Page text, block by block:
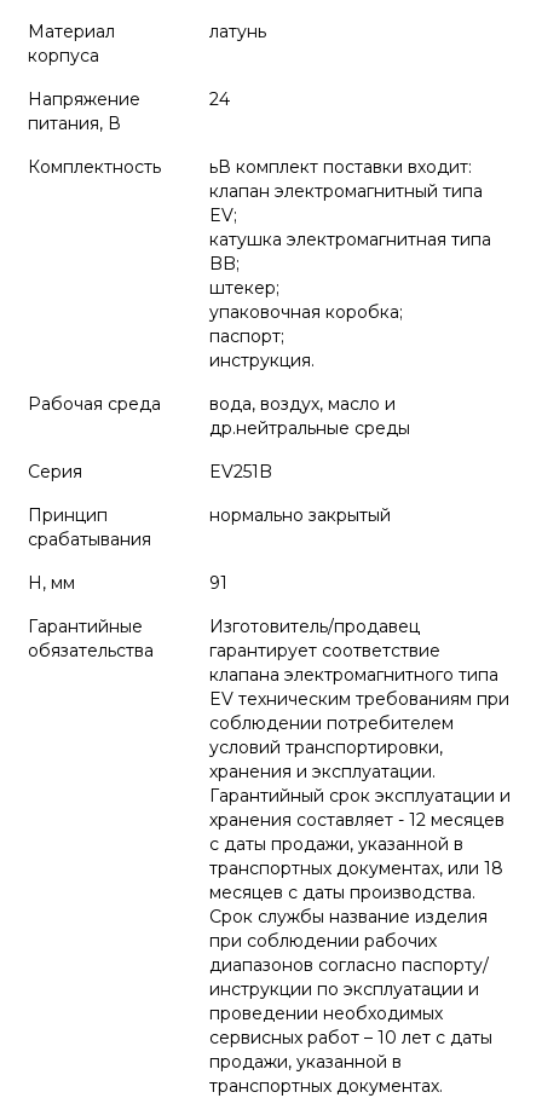
Материал
корпуса
латунь
Напряжение
питания, В
24
Комплектность
ьВ комплект поставки входит:
клапан электромагнитный типа
EV;
катушка электромагнитная типа
BB;
штекер;
упаковочная коробка;
паспорт;
инструкция.
Рабочая среда
вода, воздух, масло и
др.нейтральные среды
Серия
EV251B
Принцип
срабатывания
нормально закрытый
H, мм
91
Гарантийные
обязательства
Изготовитель/продавец
гарантирует соответствие
клапана электромагнитного типа
EV техническим требованиям при
соблюдении потребителем
условий транспортировки,
хранения и эксплуатации.
Гарантийный срок эксплуатации и
хранения составляет - 12 месяцев
с даты продажи, указанной в
транспортных документах, или 18
месяцев с даты производства.
Срок службы название изделия
при соблюдении рабочих
диапазонов согласно паспорту/
инструкции по эксплуатации и
проведении необходимых
сервисных работ – 10 лет с даты
продажи, указанной в
транспортных документах.